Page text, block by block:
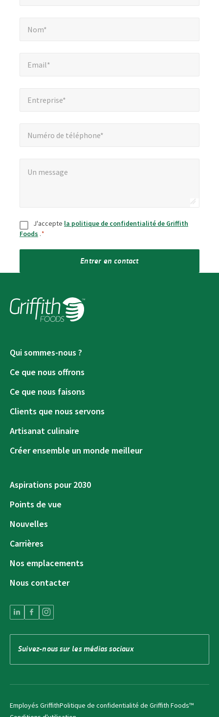
obligatoires
Nom*
Email*
Entreprise*
Numéro de téléphone*
Un message
Consentement
J'accepte la politique de confidentialité de Griffith
Foods .*
Entrer en contact
Qui sommes-nous ?
Ce que nous offrons
Ce que nous faisons
Clients que nous servons
Artisanat culinaire
Créer ensemble un monde meilleur
Aspirations pour 2030
Points de vue
Nouvelles
Carrières
Nos emplacements
Nous contacter
Suivez-nous sur les médias sociaux
Employés GriffithPolitique de confidentialité de Griffith Foods™